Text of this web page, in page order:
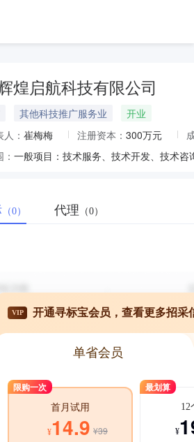
煌启航科技有限公司
其他科技推广服务业
开业
： 崔梅梅 注册资本： 300万元
（0） 代理 （0）
VIP 开通寻标宝会员，查看更多招采
单省会员
限购一次
首月试用
¥14.9 ¥39
最划算
12
¥